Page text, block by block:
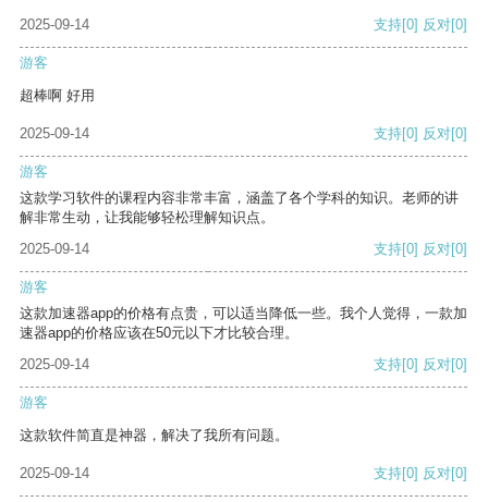
2025-09-14 支持[0] 反对[0]
游客
超棒啊 好用
2025-09-14 支持[0] 反对[0]
游客
这款学习软件的课程内容非常丰富，涵盖了各个学科的知识。老师的讲
解非常生动，让我能够轻松理解知识点。
2025-09-14
支持[0] 反对[0]
游客
这款加速器app的价格有点贵，可以适当降低一些。我个人觉得，一款加
速器app的价格应该在50元以下才比较合理。
2025-09-14
支持[0] 反对[0]
游客
这款软件简直是神器，解决了我所有问题。
2025-09-14 支持[0] 反对[0]